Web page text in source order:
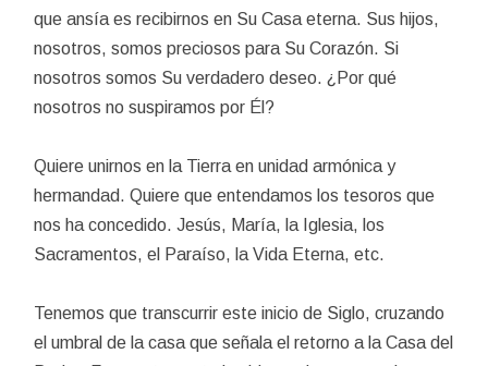
que ansía es recibirnos en Su Casa eterna. Sus hijos,
nosotros, somos preciosos para Su Corazón. Si
nosotros somos Su verdadero deseo. ¿Por qué
nosotros no suspiramos por Él?
Quiere unirnos en la Tierra en unidad armónica y
hermandad. Quiere que entendamos los tesoros que
nos ha concedido. Jesús, María, la Iglesia, los
Sacramentos, el Paraíso, la Vida Eterna, etc.
Tenemos que transcurrir este inicio de Siglo, cruzando
el umbral de la casa que señala el retorno a la Casa del